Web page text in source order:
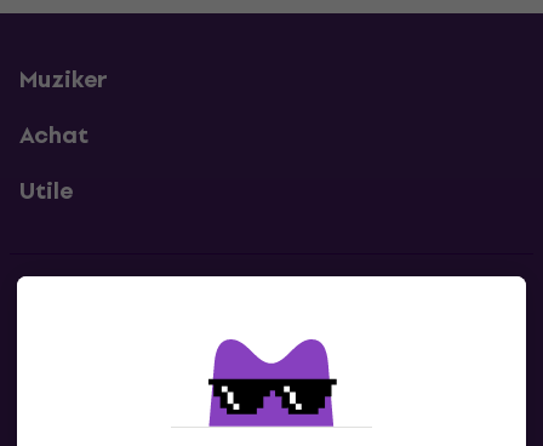
Muziker
Achat
Utile
Contacte nous